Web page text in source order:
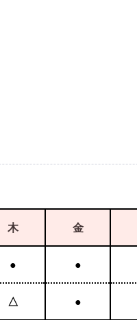
木 金
● ●
△ ●